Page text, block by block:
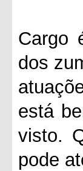
Cargo
dos
está
visto.
pode